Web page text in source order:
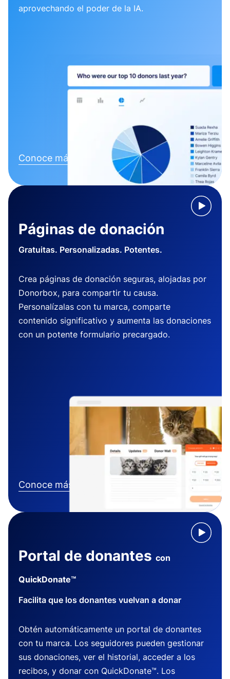
aprovechando el poder de la IA.
Conoce más
Páginas de donación
Gratuitas. Personalizadas. Potentes.
Crea páginas de donación seguras, alojadas por
Donorbox, para compartir tu causa.
Personalízalas con tu marca, comparte
contenido significativo y aumenta las donaciones
con un potente formulario precargado.
Conoce más
Portal de donantes con
QuickDonate™
Facilita que los donantes vuelvan a donar
Obtén automáticamente un portal de donantes
con tu marca. Los seguidores pueden gestionar
sus donaciones, ver el historial, acceder a los
recibos, y donar con QuickDonate™. Los